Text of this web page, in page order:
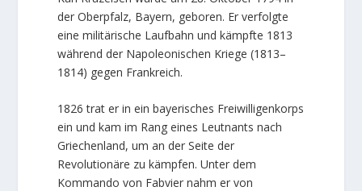
der Oberpfalz, Bayern, geboren. Er verfolgte
eine militärische Laufbahn und kämpfte 1813
während der Napoleonischen Kriege (1813–
1814) gegen Frankreich.
1826 trat er in ein bayerisches Freiwilligenkorps
ein und kam im Rang eines Leutnants nach
Griechenland, um an der Seite der
Revolutionäre zu kämpfen. Unter dem
Kommando von Fabvier nahm er von